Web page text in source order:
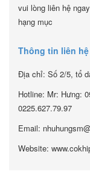
vui lòng liên hệ
hạng mục
Thông tin liên
Địa chỉ: Số 2/5, tổ
Hotline: Mr: Hưng:
0225.627.79.97
Email:
Website: